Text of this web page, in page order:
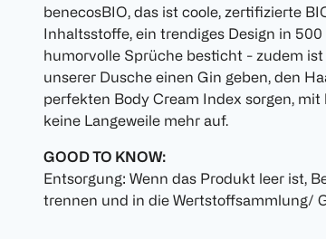
benecosBIO, das ist coole, zertifizierte
Inhaltsstoffe, ein trendiges Design in
humorvolle Sprüche besticht - zudem
unserer Dusche einen Gin geben, den
perfekten Body Cream Index sorgen,
keine Langeweile mehr auf.
GOOD TO KNOW:
Entsorgung: Wenn das Produkt leer ist,
trennen und in die Wertstoffsammlung/